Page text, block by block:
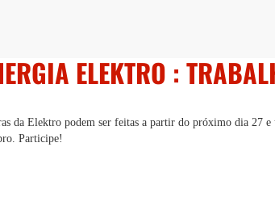
ELEKTRO :
da Elektro podem ser feitas a partir do próximo dia 27
Participe!